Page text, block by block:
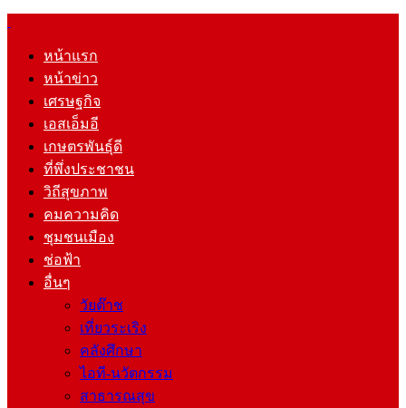
หน้าแรก
หน้าข่าว
เศรษฐกิจ
เอสเอ็มอี
เกษตรพันธุ์ดี
ที่พึ่งประชาชน
วิถีสุขภาพ
คมความคิด
ชุมชนเมือง
ช่อฟ้า
อื่นๆ
วัยต๊าช
เที่ยวระเริง
คลังศึกษา
ไอที-นวัตกรรม
สาธารณสุข